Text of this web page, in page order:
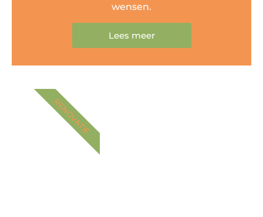
wensen.
Lees meer
RENOVATIE